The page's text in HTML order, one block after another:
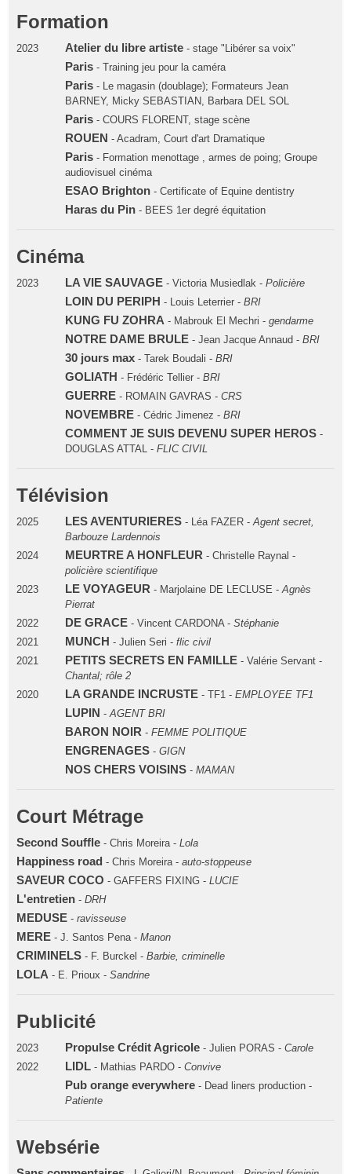
Formation
2023 Atelier du libre artiste- stage "Libérer sa voix"
Paris- Training jeu pour la caméra
Paris- Le magasin (doublage); Formateurs Jean
BARNEY, Micky SEBASTIAN, Barbara DEL SOL
Paris- COURS FLORENT, stage scène
ROUEN - Acadram, Court d'art Dramatique
Paris- Formation menottage , armes de poing; Groupe
audiovisuel cinéma
ESAO Brighton- Certificate of Equine dentistry
Haras du Pin- BEES 1er degré équitation
Cinéma
2023 LA VIE SAUVAGE- Victoria Musiedlak - Policière
LOIN DU PERIPH - Louis Leterrier - BRI
KUNG FU ZOHRA- Mabrouk El Mechri - gendarme
NOTRE DAME BRULE- Jean Jacque Annaud - BRI
30 jours max- Tarek Boudali - BRI
GOLIATH - Frédéric Tellier - BRI
GUERRE- ROMAIN GAVRAS - CRS
NOVEMBRE- Cédric Jimenez - BRI
COMMENT JE SUIS DEVENU SUPER HEROS-
DOUGLAS ATTAL - FLIC CIVIL
Télévision
2025 LES AVENTURIERES- Léa FAZER -Agent secret,
Barbouze Lardennois
2024
MEURTRE A HONFLEUR- Christelle Raynal -
policière scientifique
2023
LE VOYAGEUR- Marjolaine DE LECLUSE -Agnès
Pierrat
2022
DE GRACE- Vincent CARDONA - Stéphanie
2021
MUNCH - Julien Seri - flic civil
2021
PETITS SECRETS EN FAMILLE- Valérie Servant -
Chantal; rôle 2
2020
LA GRANDE INCRUSTE- TF1 - EMPLOYEE TF1
LUPIN -AGENT BRI
BARON NOIR- FEMME POLITIQUE
ENGRENAGES- GIGN
NOS CHERS VOISINS- MAMAN
Court Métrage
Second Souffle - Chris Moreira -Lola
Happiness road - Chris Moreira -auto-stoppeuse
SAVEUR COCO - GAFFERS FIXING -LUCIE
L'entretien -DRH
MEDUSE -ravisseuse
MERE - J. Santos Pena -Manon
CRIMINELS - F. Burckel -Barbie, criminelle
LOLA - E. Prioux -Sandrine
Publicité
2023 Propulse Crédit Agricole- Julien PORAS - Carole
2022
LIDL- Mathias PARDO - Convive
Pub orange everywhere- Dead liners production -
Patiente
Websérie